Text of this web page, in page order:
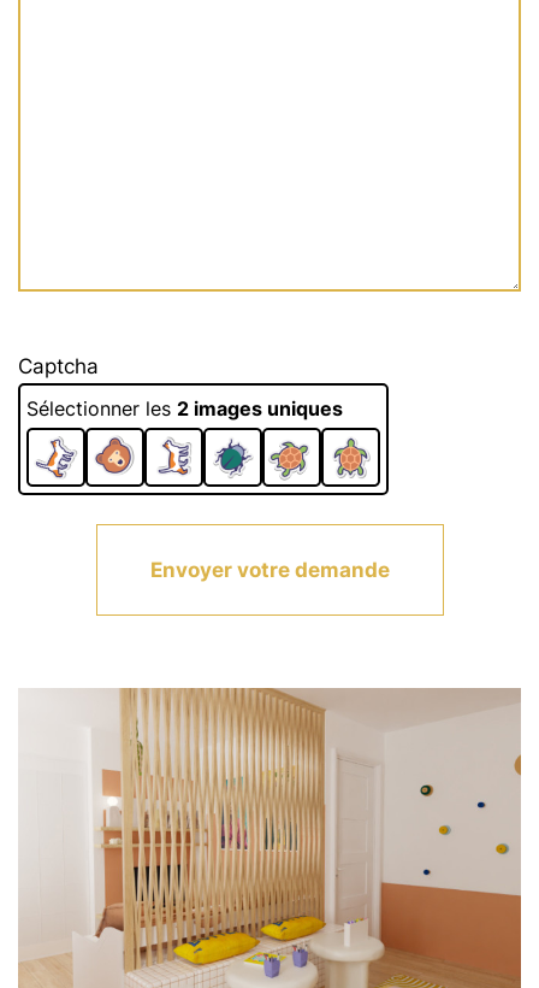
Captcha
Sélectionner les 2 images uniques
Envoyer votre demande